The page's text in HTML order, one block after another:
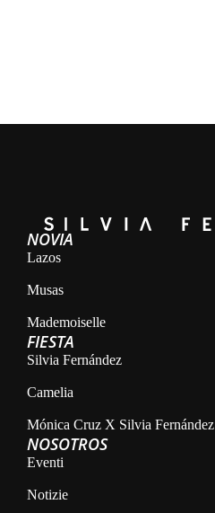
NOVIA
Lazos
Musas
Mademoiselle
FIESTA
Silvia Fernández
Camelia
Mónica Cruz X Silvia Fernández
NOSOTROS
Eventi
Notizie